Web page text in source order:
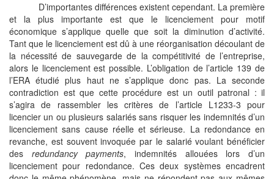
D’importantes différences existent cependant. La première
et la plus importante est que le licenciement pour motif
économique s’applique quelle que soit la diminution d’activité.
Tant que le licenciement est dû à une réorganisation découlant de
la nécessité de sauvegarde de la compétitivité de l’entreprise,
alors le licenciement est possible. L’obligation de l’article 139 de
l’ERA étudié plus haut ne s’applique donc pas. La seconde
contradiction est que cette procédure est un outil patronal : il
s’agira de rassembler les critères de l’article L1233-3 pour
licencier un ou plusieurs salariés sans risquer les indemnités d’un
licenciement sans cause réelle et sérieuse. La redondance en
revanche, est souvent invoquée par le salarié voulant bénéficier
des redundancy payments, indemnités allouées lors d’un
licenciement pour redondance. Ces deux systèmes encadrent